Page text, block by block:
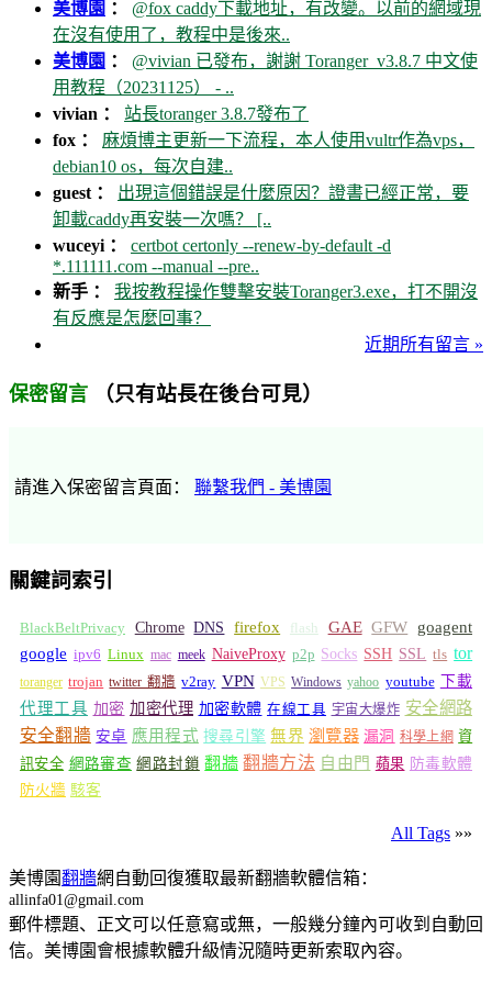
美博園 ： @fox caddy下載地址，有改變。以前的網域現
在沒有使用了，教程中是後來..
美博園 ： @vivian 已發布，謝謝 Toranger_v3.8.7 中文使
用教程（20231125） - ..
vivian ： 站長toranger 3.8.7發布了
fox ： 麻煩博主更新一下流程，本人使用vultr作為vps，
debian10 os，每次自建..
guest ： 出現這個錯誤是什麼原因？證書已經正常，要
卸載caddy再安裝一次嗎？ [..
wuceyi ： certbot certonly --renew-by-default -d
*.111111.com --manual --pre..
新手 ： 我按教程操作雙擊安裝Toranger3.exe，打不開沒
有反應是怎麼回事？
近期所有留言 »
保密留言 （只有站長在後台可見）
請進入保密留言頁面： 聯繫我們 - 美博園
關鍵詞索引
BlackBeltPrivacy Chrome DNS firefox flash GAE GFW
goagent
google ipv6 Linux mac meek NaiveProxy p2p Socks SSH SSL tls tor
toranger trojan twitter 翻牆 v2ray VPN VPS Windows yahoo youtube 下載
代理工具 加密 加密代理 加密軟體 在線工具 宇宙大爆炸 安全網路
安全翻牆 安卓 應用程式 搜尋引擎 無界 瀏覽器 漏洞 科學上網 資
訊安全 網路審查 網路封鎖 翻牆 翻牆方法 自由門 蘋果 防毒軟體
防火牆 駭客
All Tags »»
美博園翻牆網自動回復獲取最新翻牆軟體信箱：
allinfa01@gmail.com
郵件標題、正文可以任意寫或無，一般幾分鐘內可收到自動回
信。美博園會根據軟體升級情況隨時更新索取內容。